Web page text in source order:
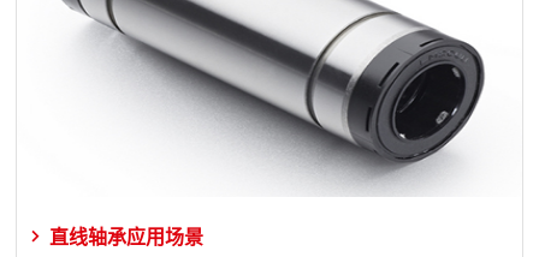
直线轴承应用场景